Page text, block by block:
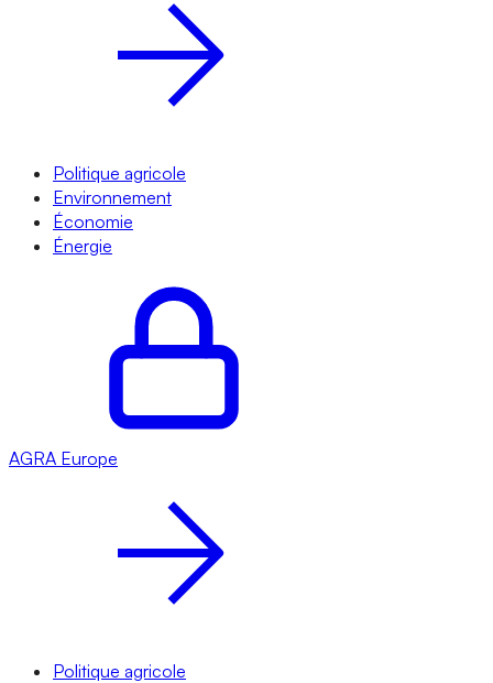
Politique agricole
Environnement
Économie
Énergie
AGRA Europe
Politique agricole